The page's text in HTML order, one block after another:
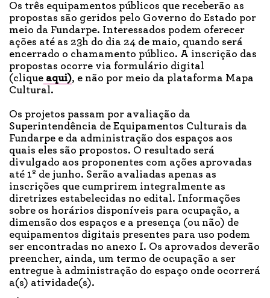
Os três equipamentos públicos que receberão as
propostas são geridos pelo Governo do Estado por
meio da Fundarpe. Interessados podem oferecer
ações até as 23h do dia 24 de maio, quando será
encerrado o chamamento público. A inscrição das
propostas ocorre via formulário digital
(clique aqui), e não por meio da plataforma Mapa
Cultural.
Os projetos passam por avaliação da
Superintendência de Equipamentos Culturais da
Fundarpe e da administração dos espaços aos
quais eles são propostos. O resultado será
divulgado aos proponentes com ações aprovadas
até 1º de junho. Serão avaliadas apenas as
inscrições que cumprirem integralmente as
diretrizes estabelecidas no edital. Informações
sobre os horários disponíveis para ocupação, a
dimensão dos espaços e a presença (ou não) de
equipamentos digitais presentes para uso podem
ser encontradas no anexo I. Os aprovados deverão
preencher, ainda, um termo de ocupação a ser
entregue à administração do espaço onde ocorrerá
a(s) atividade(s).